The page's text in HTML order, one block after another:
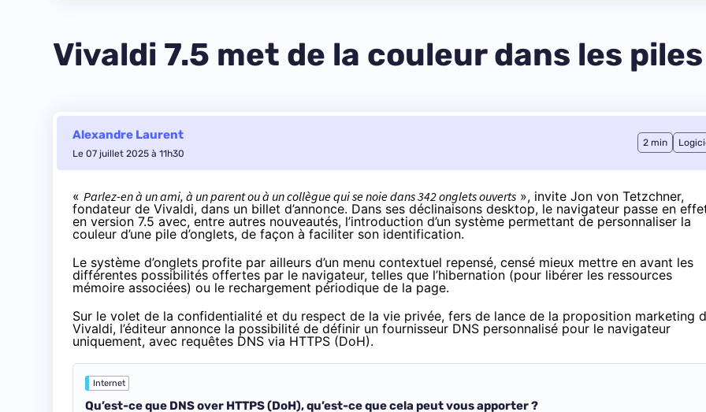
Vivaldi 7.5 met de la couleur dans les
Alexandre Laurent
Le 07 juillet 2025 à 11h30
2 min
« Parlez-en à un ami, à un parent ou à un collègue qui se noie dans 342 onglets ouverts », invite Jon von Tetzchner,
fondateur de Vivaldi, dans un billet d’annonce. Dans ses déclinaisons desktop, le navigateur passe en
en version 7.5 avec, entre autres nouveautés, l’introduction d’un système permettant de personnaliser la
couleur d’une pile d’onglets, de façon à faciliter son identification.
Le système d’onglets profite par ailleurs d’un menu contextuel repensé, censé mieux mettre en avant les
différentes possibilités offertes par le navigateur, telles que l’hibernation (pour libérer les ressources
mémoire associées) ou le rechargement périodique de la page.
Sur le volet de la confidentialité et du respect de la vie privée, fers de lance de la proposition marketing
Vivaldi, l’éditeur annonce la possibilité de définir un fournisseur DNS personnalisé pour le navigateur
uniquement, avec requêtes DNS via HTTPS (DoH).
Internet
Qu’est-ce que DNS over HTTPS (DoH), qu’est-ce que cela peut vous apporter ?